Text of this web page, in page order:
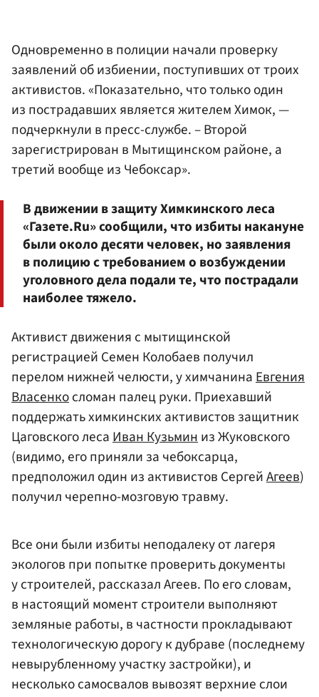
Одновременно в полиции начали проверку
заявлений об избиении, поступивших от троих
активистов. «Показательно, что только один
из пострадавших является жителем Химок, —
подчеркнули в пресс-службе. – Второй
зарегистрирован в Мытищинском районе, а
третий вообще из Чебоксар».
В движении в защиту Химкинского леса
«Газете.Ru» сообщили, что избиты накануне
были около десяти человек, но заявления
в полицию с требованием о возбуждении
уголовного дела подали те, что пострадали
наиболее тяжело.
Активист движения с мытищинской
регистрацией Семен Колобаев получил
перелом нижней челюсти, у химчанинаЕвгения
Власенкосломан палец руки. Приехавший
поддержать химкинских активистов защитник
Цаговского лесаИван Кузьминиз Жуковского
(видимо, его приняли за чебоксарца,
предположил один из активистов СергейАгеев)
получил черепно-мозговую травму.
Все они были избиты неподалеку от лагеря
экологов при попытке проверить документы
у строителей, рассказал Агеев. По его словам,
в настоящий момент строители выполняют
земляные работы, в частности прокладывают
технологическую дорогу к дубраве (последнему
невырубленному участку застройки), и
несколько самосвалов вывозят верхние слои